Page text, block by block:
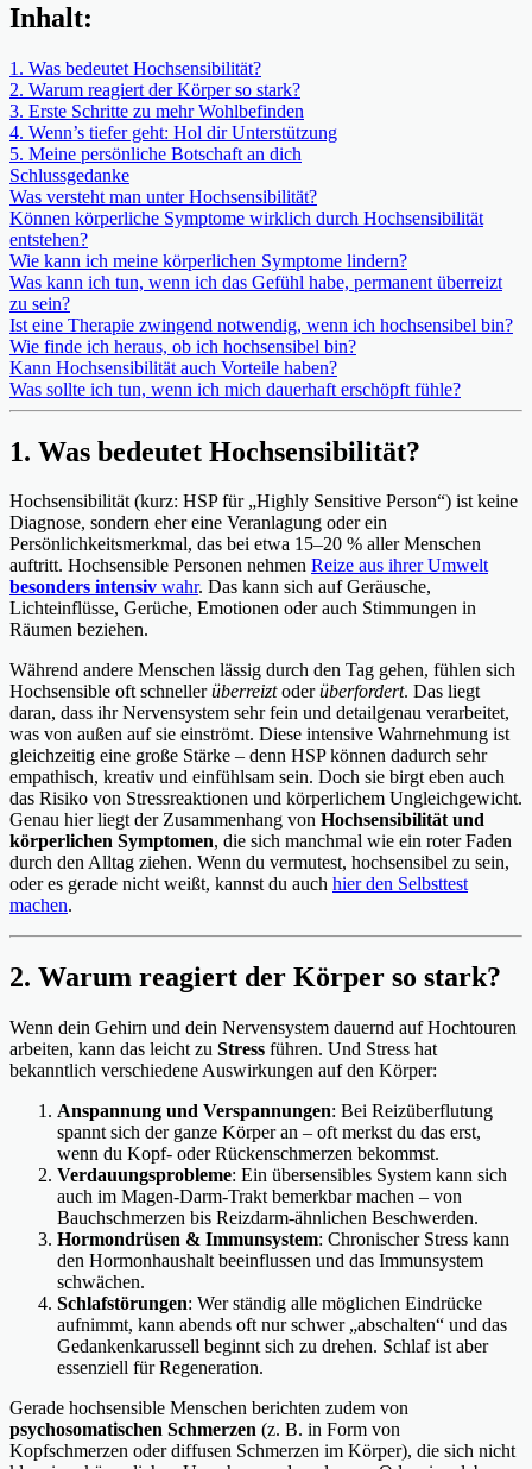
Inhalt:
1. Was bedeutet Hochsensibilität?
2. Warum reagiert der Körper so stark?
3. Erste Schritte zu mehr Wohlbefinden
4. Wenn’s tiefer geht: Hol dir Unterstützung
5. Meine persönliche Botschaft an dich
Schlussgedanke
Was versteht man unter Hochsensibilität?
Können körperliche Symptome wirklich durch Hochsensibilität
entstehen?
Wie kann ich meine körperlichen Symptome lindern?
Was kann ich tun, wenn ich das Gefühl habe, permanent überreizt
zu sein?
Ist eine Therapie zwingend notwendig, wenn ich hochsensibel bin?
Wie finde ich heraus, ob ich hochsensibel bin?
Kann Hochsensibilität auch Vorteile haben?
Was sollte ich tun, wenn ich mich dauerhaft erschöpft fühle?
1. Was bedeutet Hochsensibilität?
Hochsensibilität (kurz: HSP für „Highly Sensitive Person“) ist keine
Diagnose, sondern eher eine Veranlagung oder ein
Persönlichkeitsmerkmal, das bei etwa 15–20 % aller Menschen
auftritt. Hochsensible Personen nehmen Reize aus ihrer Umwelt
besonders intensiv wahr. Das kann sich auf Geräusche,
Lichteinflüsse, Gerüche, Emotionen oder auch Stimmungen in
Räumen beziehen.
Während andere Menschen lässig durch den Tag gehen, fühlen sich
Hochsensible oft schnellerüberreiztoderüberfordert. Das liegt
daran, dass ihr Nervensystem sehr fein und detailgenau verarbeitet,
was von außen auf sie einströmt. Diese intensive Wahrnehmung ist
gleichzeitig eine große Stärke – denn HSP können dadurch sehr
empathisch, kreativ und einfühlsam sein. Doch sie birgt eben auch
das Risiko von Stressreaktionen und körperlichem Ungleichgewicht.
Genau hier liegt der Zusammenhang von Hochsensibilität und
körperlichen Symptomen, die sich manchmal wie ein roter Faden
durch den Alltag ziehen. Wenn du vermutest, hochsensibel zu sein,
oder es gerade nicht weißt, kannst du auch hier den Selbsttest
machen.
2. Warum reagiert der Körper so stark?
Wenn dein Gehirn und dein Nervensystem dauernd auf Hochtouren
arbeiten, kann das leicht zu Stress führen. Und Stress hat
bekanntlich verschiedene Auswirkungen auf den Körper:
Anspannung und Verspannungen: Bei Reizüberflutung
spannt sich der ganze Körper an – oft merkst du das erst,
wenn du Kopf- oder Rückenschmerzen bekommst.
Verdauungsprobleme: Ein übersensibles System kann sich
auch im Magen-Darm-Trakt bemerkbar machen – von
Bauchschmerzen bis Reizdarm-ähnlichen Beschwerden.
Hormondrüsen & Immunsystem: Chronischer Stress kann
den Hormonhaushalt beeinflussen und das Immunsystem
schwächen.
Schlafstörungen: Wer ständig alle möglichen Eindrücke
aufnimmt, kann abends oft nur schwer „abschalten“ und das
Gedankenkarussell beginnt sich zu drehen. Schlaf ist aber
essenziell für Regeneration.
Gerade hochsensible Menschen berichten zudem von
psychosomatischen Schmerzen (z. B. in Form von
Kopfschmerzen oder diffusen Schmerzen im Körper), die sich nicht